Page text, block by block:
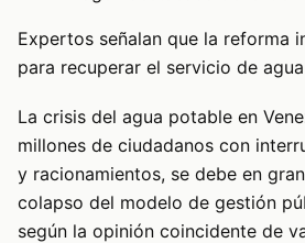
Expertos señalan que la reforma
para recuperar el servicio de
La crisis del agua potable en
millones de ciudadanos con
y racionamientos, se debe en
colapso del modelo de gestión
según la opinión coincidente de